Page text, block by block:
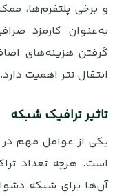
و برخی پلتفرم‌ها،
به‌عنوان کارمزد
گرفتن هزینه‌های
انتقال تتر اهمیت دارد.
تاثیر ترافیک شبکه
یکی از عوامل مهم در
است. هرچه تعداد
آن‌ها برای شبکه